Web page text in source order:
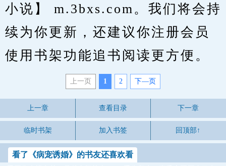
小说】 m.3bxs.com。我们将会持
续为你更新，还建议你注册会员
使用书架功能追书阅读更方便。
上一页 1 2 下—页
上一章 查看目录 下一章
临时书架 加入书签 回顶部↑
看了《病宠诱婚》的书友还喜欢看